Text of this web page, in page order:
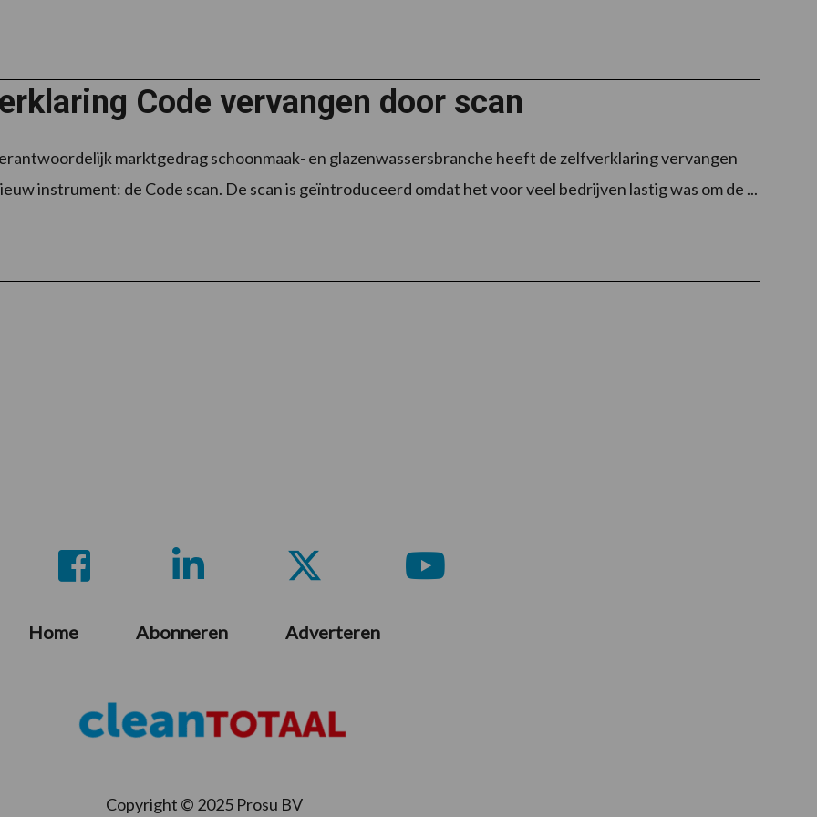
Code vervangen door scan
marktgedrag schoonmaak- en glazenwassersbranche heeft de zelfverklaring vervangen
instrument: de Code scan. De scan is geïntroduceerd omdat het voor veel bedrijven lastig was om de ...
Home Abonneren Adverteren
Copyright © 2025 Prosu BV